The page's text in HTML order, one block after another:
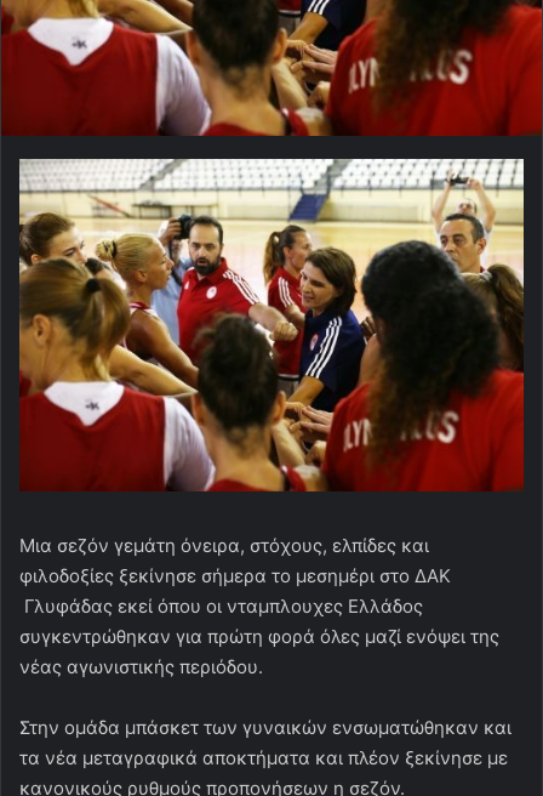
Μια σεζόν γεμάτη όνειρα, στόχους, ελπίδες και
φιλοδοξίες ξεκίνησε σήμερα το μεσημέρι στο ΔΑΚ
Γλυφάδας εκεί όπου οι νταμπλουχες Ελλάδος
συγκεντρώθηκαν για πρώτη φορά όλες μαζί ενόψει της
νέας αγωνιστικής περιόδου.
Στην ομάδα μπάσκετ των γυναικών ενσωματώθηκαν και
τα νέα μεταγραφικά αποκτήματα και πλέον ξεκίνησε με
κανονικούς ρυθμούς προπονήσεων η σεζόν.